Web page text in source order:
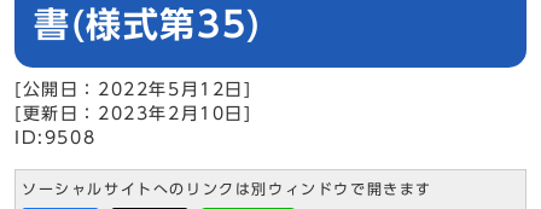
書(様式第35)
[公開日：2022年5月12日]
[更新日：2023年2月10日]
ID:9508
ソーシャルサイトへのリンクは別ウィンドウで開きます